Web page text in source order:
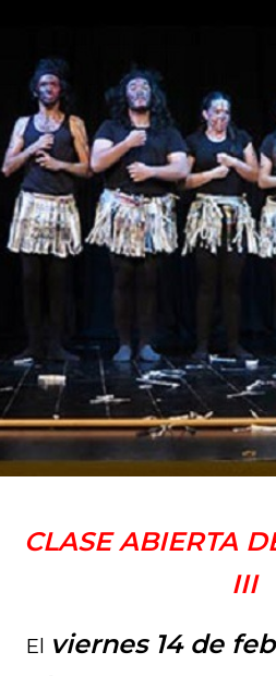
Inicio»Clase abierta
CLASE ABIERTA
III
El viernes 14 de